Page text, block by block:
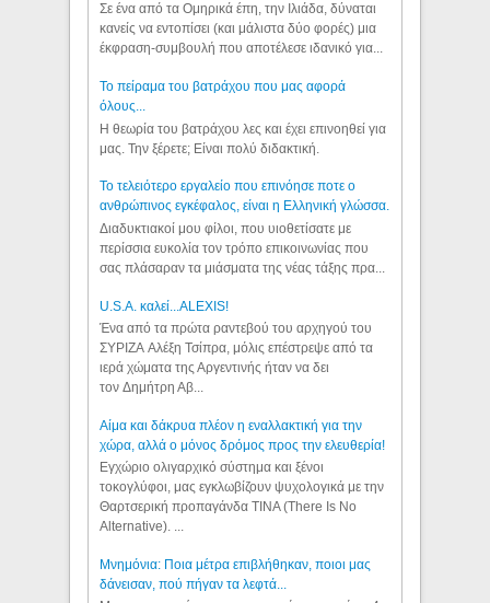
Σε ένα από τα Ομηρικά έπη, την Ιλιάδα, δύναται
κανείς να εντοπίσει (και μάλιστα δύο φορές) μια
έκφραση-συμβουλή που αποτέλεσε ιδανικό για...
Το πείραμα του βατράχου που μας αφορά
όλους...
Η θεωρία του βατράχου λες και έχει επινοηθεί για
μας. Την ξέρετε; Είναι πολύ διδακτική.
Το τελειότερο εργαλείο που επινόησε ποτε ο
ανθρώπινος εγκέφαλος, είναι η Ελληνική γλώσσα.
Διαδυκτιακοί μου φίλοι, που υιοθετίσατε με
περίσσια ευκολία τον τρόπο επικοινωνίας που
σας πλάσαραν τα μιάσματα της νέας τάξης πρα...
U.S.A. καλεί...ALEXIS!
Ένα από τα πρώτα ραντεβού του αρχηγού του
ΣΥΡΙΖΑ Αλέξη Τσίπρα, μόλις επέστρεψε από τα
ιερά χώματα της Αργεντινής ήταν να δει
τον Δημήτρη Αβ...
Αίμα και δάκρυα πλέον η εναλλακτική για την
χώρα, αλλά ο μόνος δρόμος προς την ελευθερία!
Εγχώριο ολιγαρχικό σύστημα και ξένοι
τοκογλύφοι, μας εγκλωβίζουν ψυχολογικά με την
Θαρτσερική προπαγάνδα TINA (There Is No
Alternative). ...
Μνημόνια: Ποια μέτρα επιβλήθηκαν, ποιοι μας
δάνεισαν, πού πήγαν τα λεφτά...